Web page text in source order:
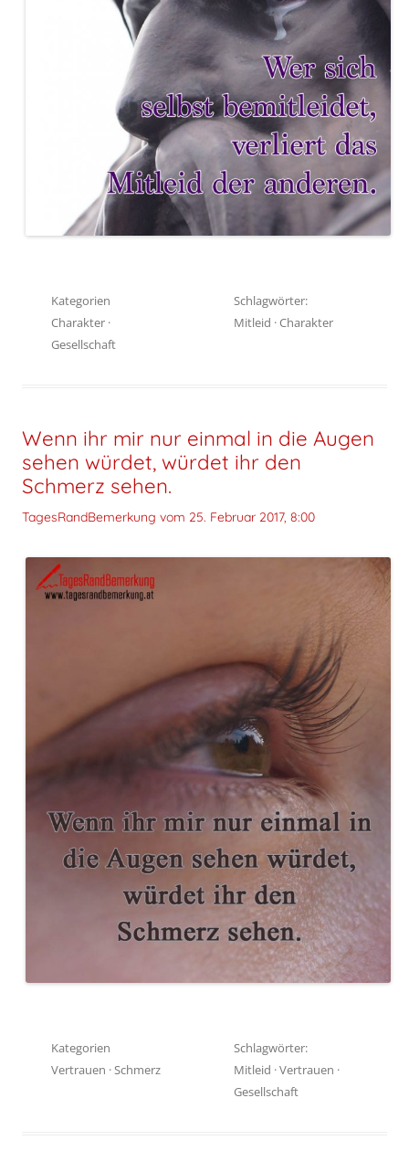
Kategorien
Charakter ·
Gesellschaft
Schlagwörter:
Mitleid ·Charakter
Wenn ihr mir nur einmal in die Augen
sehen würdet, würdet ihr den
Schmerz sehen.
TagesRandBemerkung vom 25. Februar 2017, 8:00
Kategorien
Vertrauen ·Schmerz
Schlagwörter:
Mitleid ·Vertrauen ·
Gesellschaft